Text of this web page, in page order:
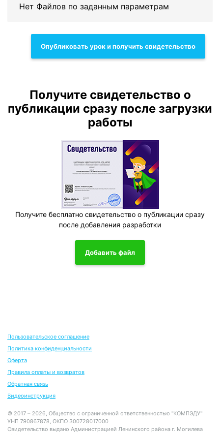
Нет Файлов по заданным параметрам
Опубликовать урок и получить свидетельство
Получите свидетельство о
публикации сразу после загрузки
работы
Получите бесплатно свидетельство о публикации сразу
после добавления разработки
Добавить файл
Пользовательское соглашение
Политика конфиденциальности
Оферта
Правила оплаты и возвратов
Обратная связь
Видеоинструкция
© 2017 – 2026, Общество с ограниченной ответственностью "КОМПЭДУ"
УНП 790867878, ОКПО 300728017000
Свидетельство выдано Администрацией Ленинского района г. Могилева